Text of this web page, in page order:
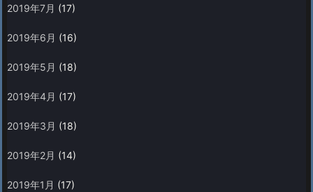
2019年7月 (17)
2019年6月 (16)
2019年5月 (18)
2019年4月 (17)
2019年3月 (18)
2019年2月 (14)
2019年1月 (17)